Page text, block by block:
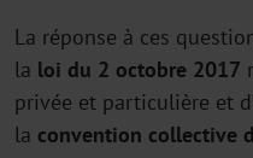
La réponse à ces
la loi du 2 octobre 2017
privée et particulière et
la convention collective